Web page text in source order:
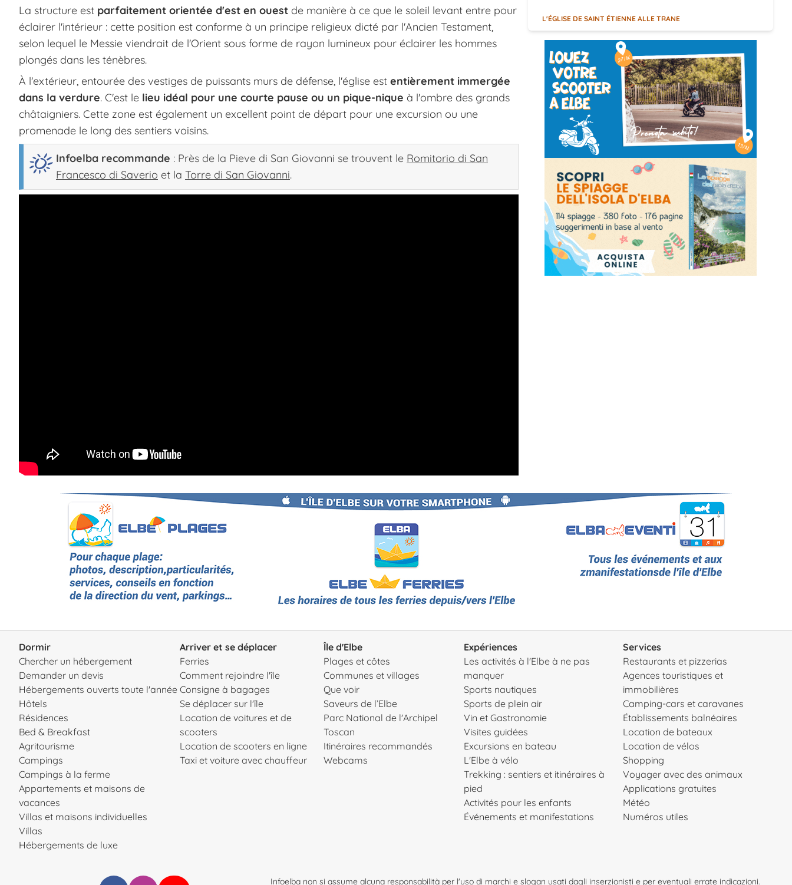
La structure est parfaitement orientée d'est en ouest de manière à ce que le soleil levant entre pour
éclairer l'intérieur : cette position est conforme à un principe religieux dicté par l'Ancien Testament,
selon lequel le Messie viendrait de l'Orient sous forme de rayon lumineux pour éclairer les hommes
plongés dans les ténèbres.
À l'extérieur, entourée des vestiges de puissants murs de défense, l'église est entièrement immergée
dans la verdure. C'est le lieu idéal pour une courte pause ou un pique-nique à l'ombre des grands
châtaigniers. Cette zone est également un excellent point de départ pour une excursion ou une
promenade le long des sentiers voisins.
Infoelba recommande : Près de la Pieve di San Giovanni se trouvent le Romitorio di San
Francesco di Saverio et la Torre di San Giovanni.
L'ÉGLISE DE SAINT ÉTIENNE ALLE TRANE
Dormir
Chercher un hébergement
Demander un devis
Hébergements ouverts toute l'année
Hôtels
Résidences
Bed & Breakfast
Agritourisme
Campings
Campings à la ferme
Appartements et maisons de
vacances
Villas et maisons individuelles
Villas
Hébergements de luxe
Arriver et se déplacer
Ferries
Comment rejoindre l'île
Consigne à bagages
Se déplacer sur l'île
Location de voitures et de
scooters
Location de scooters en ligne
Taxi et voiture avec chauffeur
Île d'Elbe
Plages et côtes
Communes et villages
Que voir
Saveurs de l’Elbe
Parc National de l'Archipel
Toscan
Itinéraires recommandés
Webcams
Expériences
Les activités à l'Elbe à ne pas
manquer
Sports nautiques
Sports de plein air
Vin et Gastronomie
Visites guidées
Excursions en bateau
L'Elbe à vélo
Trekking : sentiers et itinéraires à
pied
Activités pour les enfants
Événements et manifestations
Services
Restaurants et pizzerias
Agences touristiques et
immobilières
Camping-cars et caravanes
Établissements balnéaires
Location de bateaux
Location de vélos
Shopping
Voyager avec des animaux
Applications gratuites
Météo
Numéros utiles
Infoelba non si assume alcuna responsabilità per l'uso di marchi e slogan usati dagli inserzionisti e per eventuali errate indicazioni.